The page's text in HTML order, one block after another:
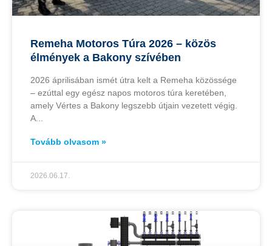
Remeha Motoros Túra 2026 – közös
élmények a Bakony szívében
2026 áprilisában ismét útra kelt a Remeha közössége
– ezúttal egy egész napos motoros túra keretében,
amely Vértes a Bakony legszebb útjain vezetett végig.
A
Tovább olvasom »
2026.06.17.